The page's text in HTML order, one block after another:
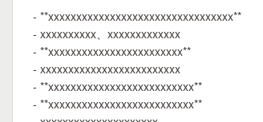
- **xxxxxxxxxxxxxxxxxxxxxxxxxxxxxxxxx**
- xxxxxxxxxx、xxxxxxxxxxxxx
- **xxxxxxxxxxxxxxxxxxxxxxxx**
- xxxxxxxxxxxxxxxxxxxxxxxxx
- **xxxxxxxxxxxxxxxxxxxxxxxxxx**
- **xxxxxxxxxxxxxxxxxxxxxxxxxx**